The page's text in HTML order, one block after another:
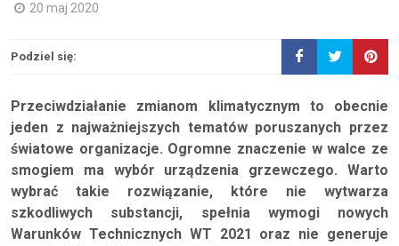
20 maj 2020
Podziel się:
Przeciwdziałanie zmianom klimatycznym to obecnie
jeden z najważniejszych tematów poruszanych przez
światowe organizacje. Ogromne znaczenie w walce ze
smogiem ma wybór urządzenia grzewczego. Warto
wybrać takie rozwiązanie, które nie wytwarza
szkodliwych substancji, spełnia wymogi nowych
Warunków Technicznych WT 2021 oraz nie generuje